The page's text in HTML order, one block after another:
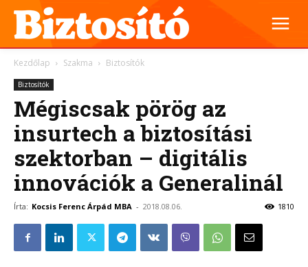
Kezdőlap Szakma Biztosítók
Biztosítók
Mégiscsak pörög az
insurtech a biztosítási
szektorban – digitális
innovációk a Generalinál
Írta: Kocsis Ferenc Árpád MBA - 2018.08.06. 1810